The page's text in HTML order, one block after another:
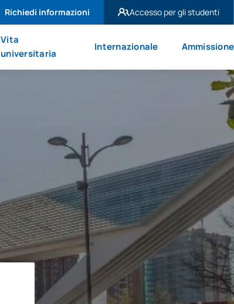
Richiedi informazioni
Accesso per gli studenti
UAX Mare Nostrum
Vita
universitaria
Internazionale Ammissione